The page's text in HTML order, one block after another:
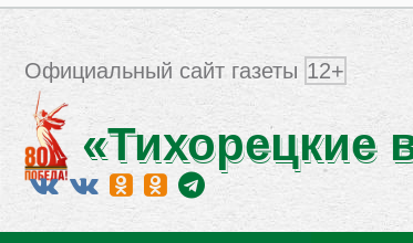
Официальный сайт газеты 12+
«Тихорецкие